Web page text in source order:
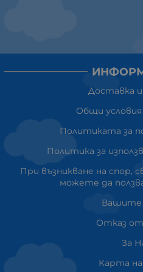
Доставка
Общи условия
Политиката за
Политика за
При възникване на спор,
можете да
Вашите
Отказ от
За
Карта